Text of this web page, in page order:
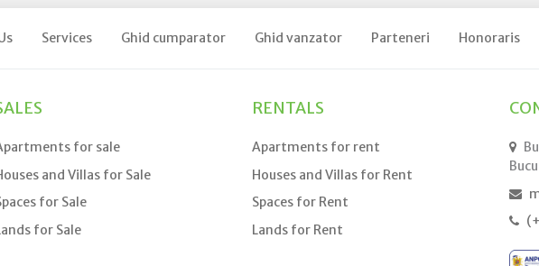
Services Ghid cumparator Ghid vanzator Parteneri Honoraris
for sale
and Villas for Sale
for Sale
for Sale
RENTALS
Apartments for rent
Houses and Villas for Rent
Spaces for Rent
Lands for Rent